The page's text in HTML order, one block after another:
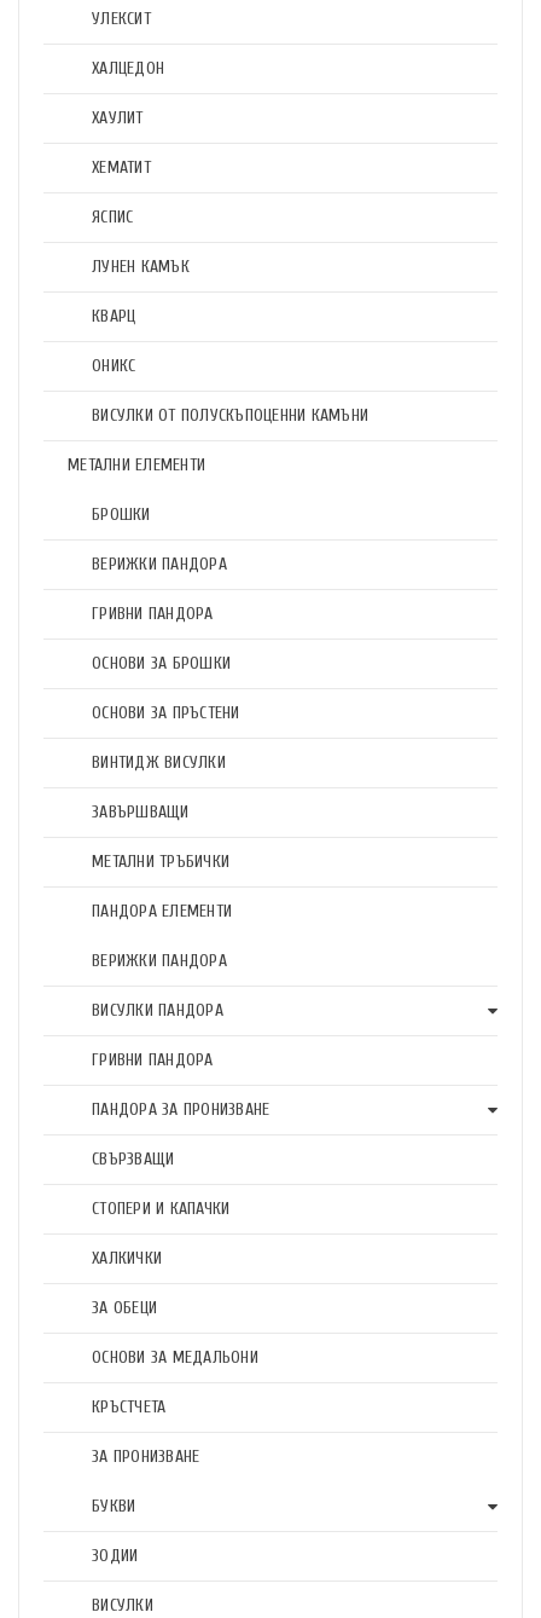
УЛЕКСИТ
ХАЛЦЕДОН
ХАУЛИТ
ХЕМАТИТ
ЯСПИС
ЛУНЕН КАМЪК
КВАРЦ
ОНИКС
ВИСУЛКИ ОТ ПОЛУСКЪПОЦЕННИ КАМЪНИ
МЕТАЛНИ ЕЛЕМЕНТИ
БРОШКИ
ВЕРИЖКИ ПАНДОРА
ГРИВНИ ПАНДОРА
ОСНОВИ ЗА БРОШКИ
ОСНОВИ ЗА ПРЪСТЕНИ
ВИНТИДЖ ВИСУЛКИ
ЗАВЪРШВАЩИ
МЕТАЛНИ ТРЪБИЧКИ
ПАНДОРА ЕЛЕМЕНТИ
ВЕРИЖКИ ПАНДОРА
ВИСУЛКИ ПАНДОРА
ГРИВНИ ПАНДОРА
ПАНДОРА ЗА ПРОНИЗВАНЕ
СВЪРЗВАЩИ
СТОПЕРИ И КАПАЧКИ
ХАЛКИЧКИ
ЗА ОБЕЦИ
ОСНОВИ ЗА МЕДАЛЬОНИ
КРЪСТЧЕТА
ЗА ПРОНИЗВАНЕ
БУКВИ
ЗОДИИ
ВИСУЛКИ